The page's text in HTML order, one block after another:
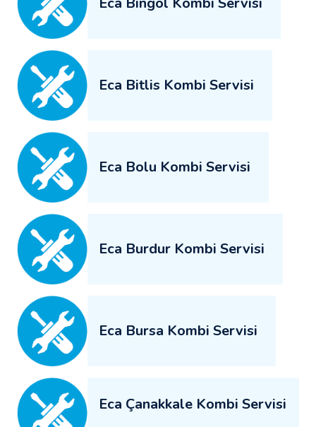
Eca Bitlis Kombi Servisi
Eca Bolu Kombi Servisi
Eca Burdur Kombi Servisi
Eca Bursa Kombi Servisi
Eca Çanakkale Kombi Servisi